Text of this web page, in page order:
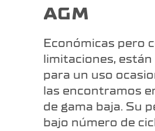
AGM
Económicas pero
limitaciones, están
para un uso
las encontramos
de gama baja. Su
bajo número de